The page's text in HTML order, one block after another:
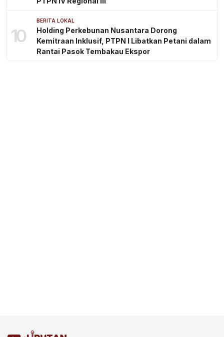
10
BERITA LOKAL
Holding Perkebunan Nusantara Dorong
Kemitraan Inklusif, PTPN I Libatkan Petani dalam
Rantai Pasok Tembakau Ekspor